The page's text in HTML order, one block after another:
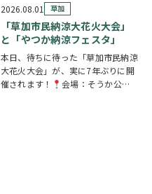
謎を解きながら、行方不明となった
「ある条例…
2026.08.01 草加
「草加市民納涼大花火大会」
と「やつか納涼フェスタ」
本日、待ちに待った「草加市民納涼
大花火大会」が、実に7年ぶりに開
催されます！
会場：そうか公園